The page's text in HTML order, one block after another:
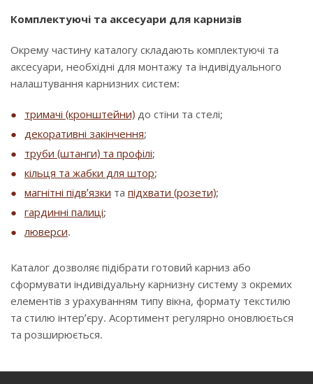
Комплектуючі та аксесуари для карнизів
Окрему частину каталогу складають комплектуючі та
аксесуари, необхідні для монтажу та індивідуального
налаштування карнизних систем:
тримачі (кронштейни) до стіни та стелі;
декоративні закінчення;
труби (штанги) та профілі;
кільця та жабки для штор;
магнітні підв’язки та підхвати (розети);
гардинні палиці;
люверси.
Каталог дозволяє підібрати готовий карниз або
сформувати індивідуальну карнизну систему з окремих
елементів з урахуванням типу вікна, формату текстилю
та стилю інтер’єру. Асортимент регулярно оновлюється
та розширюється.